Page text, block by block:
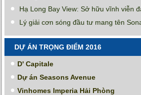
Hạ Long Bay View: Sở hữu vĩnh viễn
Lý giải cơn sóng đầu tư mang tên
DỰ ÁN TRỌNG ĐIỂM 2016
D' Capitale
Dự án Seasons Avenue
Vinhomes Imperia Hải Phòng